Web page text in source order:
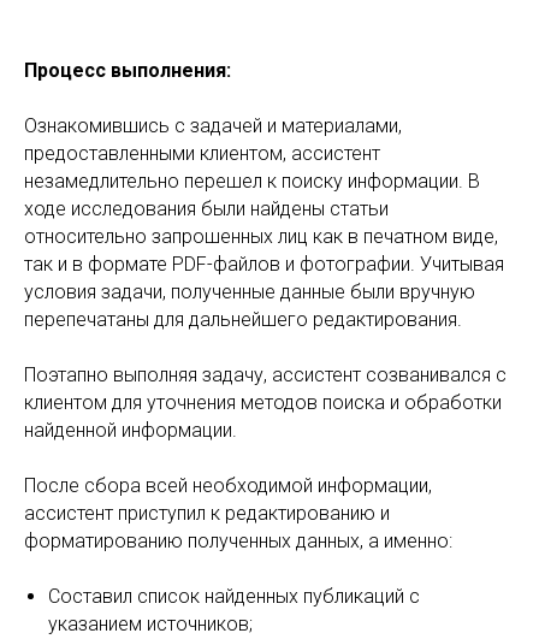
Процесс выполнения:
Ознакомившись с задачей и материалами,
предоставленными клиентом, ассистент
незамедлительно перешел к поиску информации. В
ходе исследования были найдены статьи
относительно запрошенных лиц как в печатном виде,
так и в формате PDF-файлов и фотографии. Учитывая
условия задачи, полученные данные были вручную
перепечатаны для дальнейшего редактирования.
Поэтапно выполняя задачу, ассистент созванивался с
клиентом для уточнения методов поиска и обработки
найденной информации.
После сбора всей необходимой информации,
ассистент приступил к редактированию и
форматированию полученных данных, а именно:
Составил список найденных публикаций с
указанием источников;